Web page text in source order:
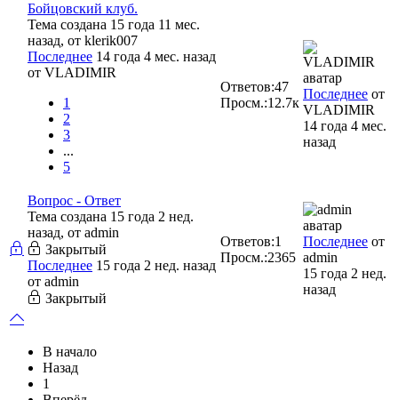
Бойцовский клуб.
Тема создана 15 года 11 мес.
назад, от klerik007
Последнее 14 года 4 мес. назад
от VLADIMIR
1
2
3
...
5
Ответов:47
Просм.:12.7к
Последнее от
VLADIMIR
14 года 4 мес.
назад
Вопрос - Ответ
Тема создана 15 года 2 нед.
назад, от admin
Закрытый
Последнее 15 года 2 нед. назад
от admin
Закрытый
Ответов:1
Просм.:2365
Последнее от
admin
15 года 2 нед.
назад
В начало
Назад
1